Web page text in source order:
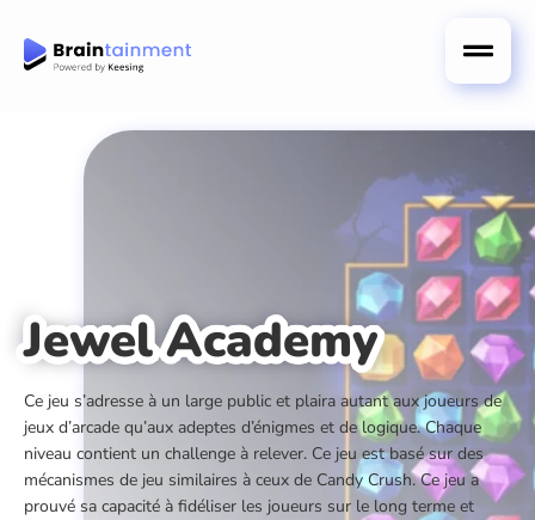
Jewel Academy
Ce jeu s’adresse à un large public et plaira autant aux joueurs de
jeux d’arcade qu’aux adeptes d’énigmes et de logique. Chaque
niveau contient un challenge à relever. Ce jeu est basé sur des
mécanismes de jeu similaires à ceux de Candy Crush. Ce jeu a
prouvé sa capacité à fidéliser les joueurs sur le long terme et